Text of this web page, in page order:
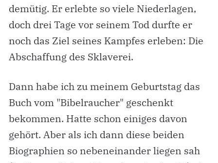
demütig. Er erlebte so viele Niederlagen,
doch drei Tage vor seinem Tod durfte er
noch das Ziel seines Kampfes erleben: Die
Abschaffung des Sklaverei.
Dann habe ich zu meinem Geburtstag das
Buch vom "Bibelraucher" geschenkt
bekommen. Hatte schon einiges davon
gehört. Aber als ich dann diese beiden
Biographien so nebeneinander liegen sah